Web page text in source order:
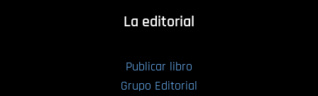
La editorial
Publicar libro
Grupo Editorial